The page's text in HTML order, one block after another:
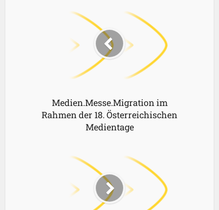
Medien.Messe.Migration im
Rahmen der 18. Österreichischen
Medientage